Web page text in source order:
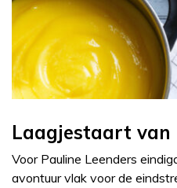
Laagjestaart van
Voor Pauline Leenders
avontuur vlak voor de